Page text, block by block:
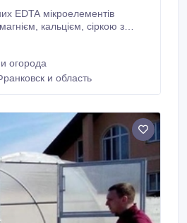
EDTA мікроелементів
рослин. Призначене
зернових,
огорода
и область